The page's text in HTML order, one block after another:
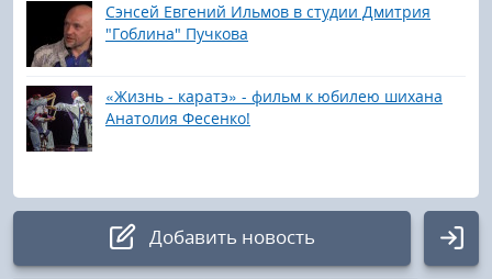
Сэнсей Евгений Ильмов в студии Дмитрия
"Гоблина" Пучкова
«Жизнь - каратэ» - фильм к юбилею шихана
Анатолия Фесенко!
Добавить новость